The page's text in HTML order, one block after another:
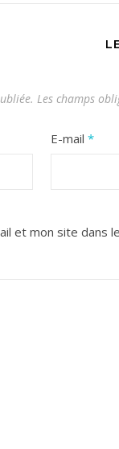
Les champs
E-mail *
et mon site dans